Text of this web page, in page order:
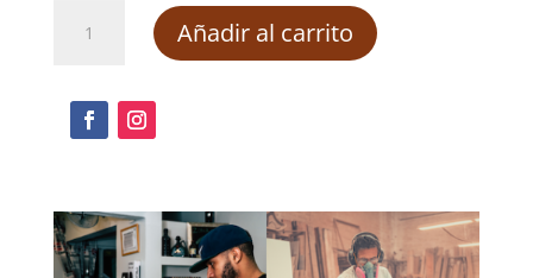
riesgos
eólicos
cantidad
Añadir al carrito